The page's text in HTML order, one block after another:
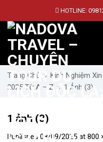
content
HOTLINE:
Trang Chủ » Kinh Nghiệm
2025 Từ A – Z » 1 Ảnh (3)
1 ảnh (3)
Published 08/09/2025 at 800